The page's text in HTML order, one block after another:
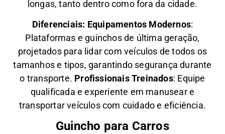
longas, tanto dentro como fora da cidade.
Diferenciais: Equipamentos Modernos:
Plataformas e guinchos de última geração,
projetados para lidar com veículos de todos os
tamanhos e tipos, garantindo segurança durante
o transporte. Profissionais Treinados: Equipe
qualificada e experiente em manusear e
transportar veículos com cuidado e eficiência.
Guincho para Carros